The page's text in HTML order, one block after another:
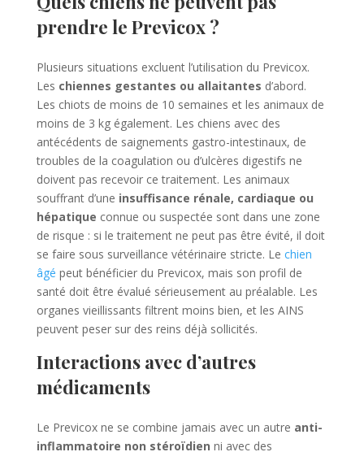
prendre le Previcox ?
Plusieurs situations excluent l’utilisation du Previcox.
Les chiennes gestantes ou allaitantes d’abord.
Les chiots de moins de 10 semaines et les animaux de
moins de 3 kg également. Les chiens avec des
antécédents de saignements gastro-intestinaux, de
troubles de la coagulation ou d’ulcères digestifs ne
doivent pas recevoir ce traitement. Les animaux
souffrant d’une insuffisance rénale, cardiaque ou
hépatique connue ou suspectée sont dans une zone
de risque : si le traitement ne peut pas être évité, il doit
se faire sous surveillance vétérinaire stricte. Le chien
âgé peut bénéficier du Previcox, mais son profil de
santé doit être évalué sérieusement au préalable. Les
organes vieillissants filtrent moins bien, et les AINS
peuvent peser sur des reins déjà sollicités.
Interactions avec d’autres
médicaments
Le Previcox ne se combine jamais avec un autre anti-
inflammatoire non stéroïdien ni avec des